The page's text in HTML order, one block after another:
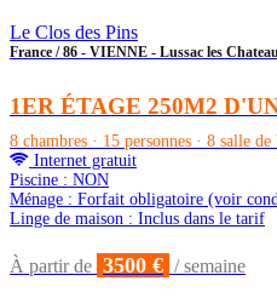
Le Clos des Pins
France / 86 - VIENNE - Lussac les
1ER ÉTAGE 250M2
8 chambres · 15 personnes · 8 salle de
Internet gratuit
Piscine : NON
Ménage : Forfait obligatoire (voir
Linge de maison : Inclus dans le tarif
À partir de 3500 € / semaine